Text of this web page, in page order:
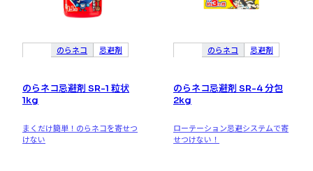
のらネコ 忌避剤
のらネコ忌避剤 SR-1 粒状
1kg
まくだけ簡単！のらネコを寄せつ
けない
のらネコ 忌避剤
のらネコ忌避剤 SR-4 分包
2kg
ローテーション忌避システムで寄
せつけない！